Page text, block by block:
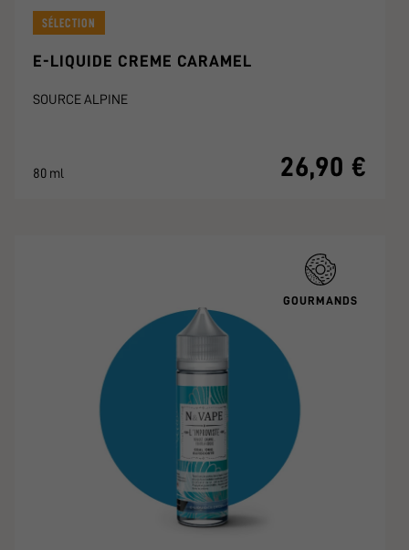
SÉLECTION
E-LIQUIDE CREME CARAMEL
SOURCE ALPINE
80 ml 26,90 €
GOURMANDS